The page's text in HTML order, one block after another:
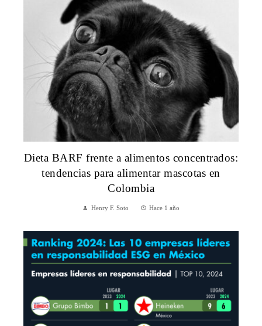
Dieta BARF frente a alimentos concentrados:
tendencias para alimentar mascotas en
Colombia
Henry F. Soto Hace 1 año